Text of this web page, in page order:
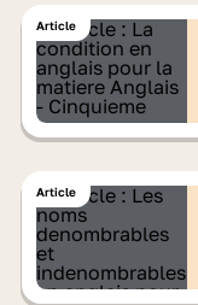
Article
Article